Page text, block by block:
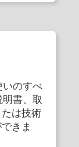
いのすべ
明書、取
は技術
きま